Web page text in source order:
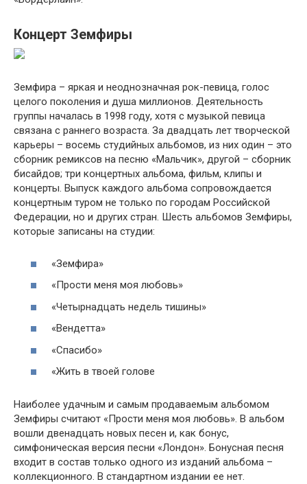
Концерт Земфиры
Земфира – яркая и неоднозначная рок-певица, голос
целого поколения и душа миллионов. Деятельность
группы началась в 1998 году, хотя с музыкой певица
связана с раннего возраста. За двадцать лет творческой
карьеры – восемь студийных альбомов, из них один – это
сборник ремиксов на песню «Мальчик», другой – сборник
бисайдов; три концертных альбома, фильм, клипы и
концерты. Выпуск каждого альбома сопровождается
концертным туром не только по городам Российской
Федерации, но и других стран. Шесть альбомов Земфиры,
которые записаны на студии:
«Земфира»
«Прости меня моя любовь»
«Четырнадцать недель тишины»
«Вендетта»
«Спасибо»
«Жить в твоей голове
Наиболее удачным и самым продаваемым альбомом
Земфиры считают «Прости меня моя любовь». В альбом
вошли двенадцать новых песен и, как бонус,
симфоническая версия песни «Лондон». Бонусная песня
входит в состав только одного из изданий альбома –
коллекционного. В стандартном издании ее нет.